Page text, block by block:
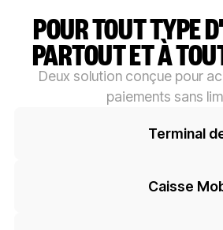
POUR TOUT TYPE
PARTOUT ET À
Deux solution conçue pour
paiements sans
Terminal
Caisse